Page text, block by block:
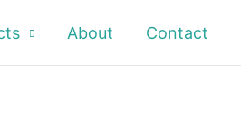
About Contact